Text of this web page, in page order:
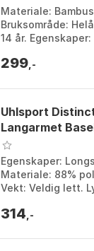
Materiale:
Bruksområde:
14 år.
1, Farge 2, Farge 3.
299 ,-
Uhlsport
Langarmet
Egenskaper:
Materiale: 88%
Vekt: Veldig lett.
pétro...
314 ,-